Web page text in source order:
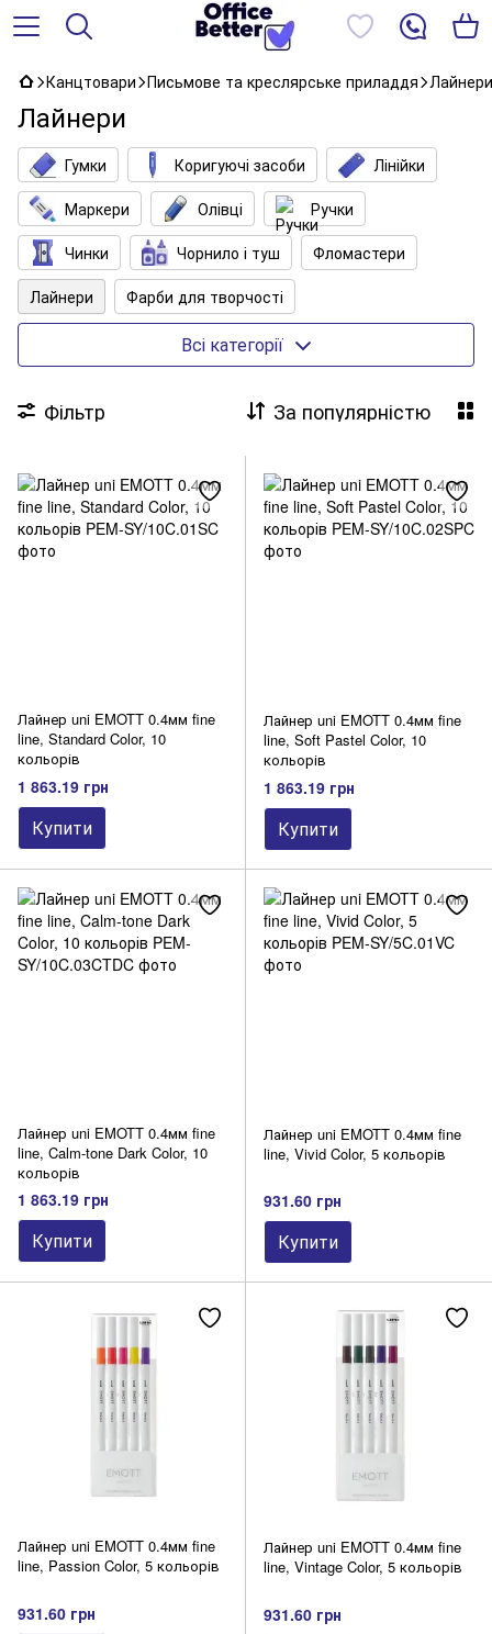
Канцтовари Письмове та креслярське приладдя Лайнери
Лайнери
Гумки Коригуючі засоби
Лінійки
Маркери
Олівці
Ручки
Чинки
Чорнило і туш
Фломастери
Лайнери
Фарби для творчості
Аксесуари для дитячої творчості
Всі категорії
Фільтр За популярністю
Лайнер uni EMOTT 0.4мм fine
line, Standard Color, 10
кольорів
1 863.19 грн
Купити
Лайнер uni EMOTT 0.4мм fine
line, Soft Pastel Color, 10
кольорів
1 863.19 грн
Купити
Лайнер uni EMOTT 0.4мм fine
line, Calm-tone Dark Color, 10
кольорів
1 863.19 грн
Купити
Лайнер uni EMOTT 0.4мм fine
line, Vivid Color, 5 кольорів
931.60 грн
Купити
Лайнер uni EMOTT 0.4мм fine
line, Passion Color, 5 кольорів
931.60 грн
Лайнер uni EMOTT 0.4мм fine
line, Vintage Color, 5 кольорів
931.60 грн